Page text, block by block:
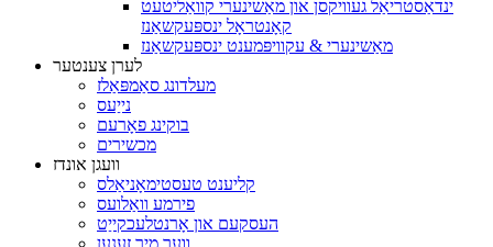
ינדאַסטריאַל געוויקסן און מאַשינערי קוואַליטעט
קאָנטראָל ינספּעקשאַנז
מאַשינערי & עקוויפּמענט ינספּעקשאַנז
לערן צענטער
מעלדונג סאַמפּאַלז
נייַעס
בוקינג פאָרעם
מכשירים
וועגן אונדז
קליענט טעסטימאָניאַלס
פירמע וואַלועס
העסקעם און אָרנטלעכקייַט
ווער מיר זענען